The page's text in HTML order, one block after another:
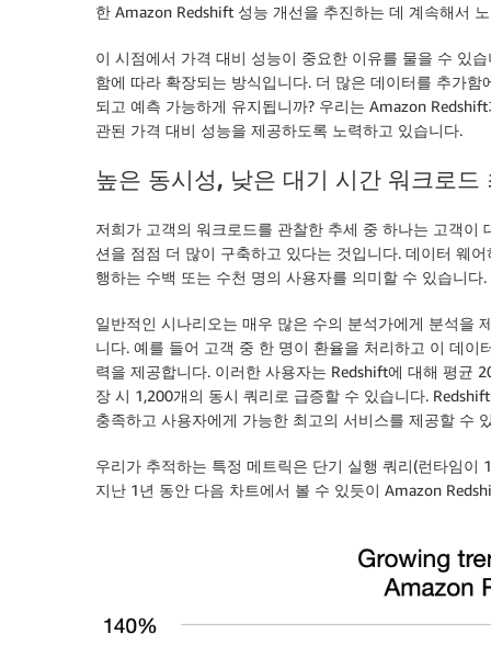
한 Amazon Redshift 성능 개선을 추진하는 데 계속해서
이 시점에서 가격 대비 성능이 중요한 이유를 물을 수 있
함에 따라 확장되는 방식입니다. 더 많은 데이터를 추가
되고 예측 가능하게 유지됩니까? 우리는 Amazon
관된 가격 대비 성능을 제공하도록 노력하고 있습니다.
높은 동시성, 낮은 대기 시간 워크로드
저희가 고객의 워크로드를 관찰한 추세 중 하나는 고객
션을 점점 더 많이 구축하고 있다는 것입니다. 데이터 웨
행하는 수백 또는 수천 명의 사용자를 의미할 수 있습니다.
일반적인 시나리오는 매우 많은 수의 분석가에게 분석을
니다. 예를 들어 고객 중 한 명이 환율을 처리하고 이 데
력을 제공합니다. 이러한 사용자는 Redshift에 대해 평균
장 시 1,200개의 동시 쿼리로 급증할 수 있습니다.
충족하고 사용자에게 가능한 최고의 서비스를 제공할 수
우리가 추적하는 특정 메트릭은 단기 실행 쿼리(런타임
지난 1년 동안 다음 차트에서 볼 수 있듯이 Amazon